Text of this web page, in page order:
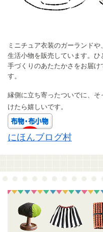
ミニチュア衣装のガーランド
生活小物を販売しています。ひ
手づくりのあたたかさをお届け
す。
縁側に立ち寄ったついでに、そ
けたら嬉しいです。
にほんブログ村